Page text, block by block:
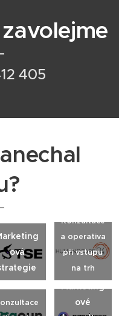
405
ová
Konzultace
a operativa
při vstupu
na trh
Marketing
ové